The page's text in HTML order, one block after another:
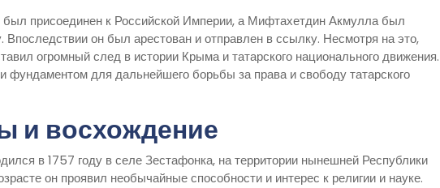
присоединен к Российской Империи, а Мифтахетдин Акмулла был
Впоследствии он был арестован и отправлен в ссылку. Несмотря на это,
огромный след в истории Крыма и татарского национального движения.
фундаментом для дальнейшего борьбы за права и свободу татарского
и восхождение
в 1757 году в селе Зестафонка, на территории нынешней Республики
он проявил необычайные способности и интерес к религии и науке.